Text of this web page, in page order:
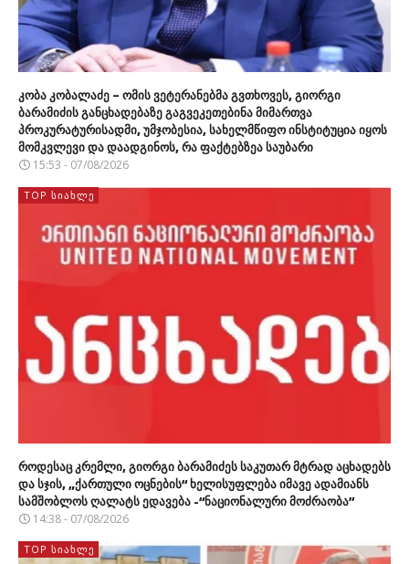
კობა კობალაძე – ომის ვეტერანებმა გვთხოვეს, გიორგი
ბარამიძის განცხადებაზე გაგვეკეთებინა მიმართვა
პროკურატურისადმი, უმჯობესია, სახელმწიფო ინსტიტუცია იყოს
მომკვლევი და დაადგინოს, რა ფაქტებზეა საუბარი
15:53 - 07/08/2026
TOP ᲡᲘᲐᲮᲚᲔ
როდესაც კრემლი, გიორგი ბარამიძეს საკუთარ მტრად აცხადებს
და სჯის, „ქართული ოცნების“ ხელისუფლება იმავე ადამიანს
სამშობლოს ღალატს ედავება -“ნაციონალური მოძრაობა”
14:38 - 07/08/2026
TOP ᲡᲘᲐᲮᲚᲔ